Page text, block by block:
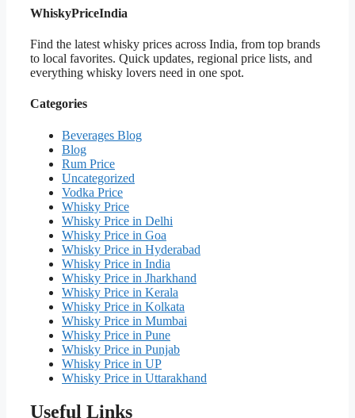
WhiskyPriceIndia
Find the latest whisky prices across India, from top brands
to local favorites. Quick updates, regional price lists, and
everything whisky lovers need in one spot.
Categories
Beverages Blog
Blog
Rum Price
Uncategorized
Vodka Price
Whisky Price
Whisky Price in Delhi
Whisky Price in Goa
Whisky Price in Hyderabad
Whisky Price in India
Whisky Price in Jharkhand
Whisky Price in Kerala
Whisky Price in Kolkata
Whisky Price in Mumbai
Whisky Price in Pune
Whisky Price in Punjab
Whisky Price in UP
Whisky Price in Uttarakhand
Useful Links